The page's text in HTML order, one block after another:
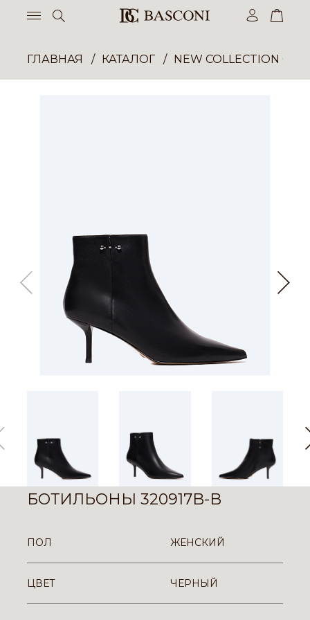
ГЛАВНАЯ КАТАЛОГ NEW COLLECTION
БОТИЛЬОНЫ 320917B-B
ПОЛ ЖЕНСКИЙ
ЦВЕТ ЧЕРНЫЙ